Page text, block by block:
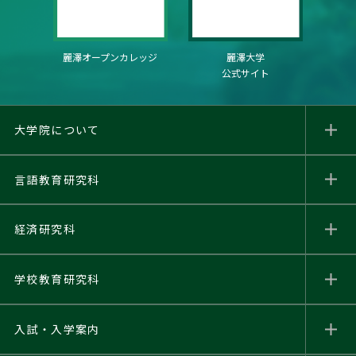
麗澤オープンカレッジ
麗澤大学
公式サイト
大学院について
言語教育研究科
経済研究科
学校教育研究科
入試・入学案内